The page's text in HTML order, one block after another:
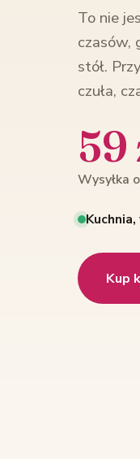
To nie
czasów,
stół.
czuła,
59
Wysyłka
Kup